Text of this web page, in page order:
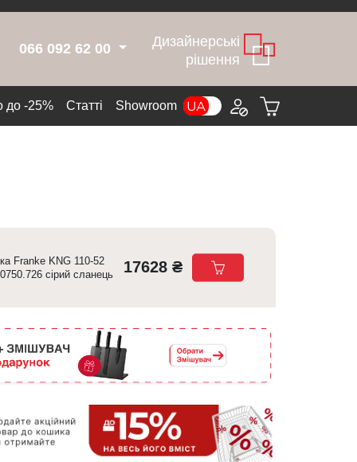
066 092 62 00
Дизайнерські
рішення
до -25% Cтатті Showroom
Franke KNG 110-52
сірий сланець
17628 ₴